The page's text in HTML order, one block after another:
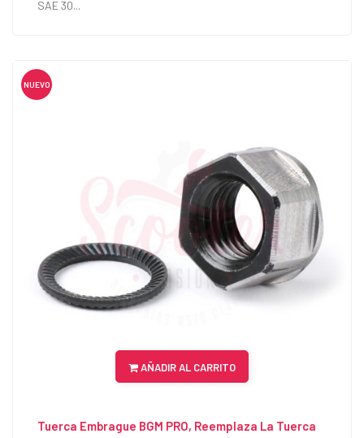
SAE 30...
NUEVO
AÑADIR AL CARRITO
Tuerca Embrague BGM PRO, Reemplaza La Tuerca